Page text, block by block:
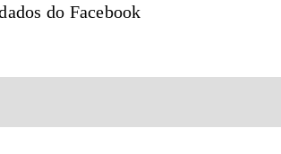
do Facebook